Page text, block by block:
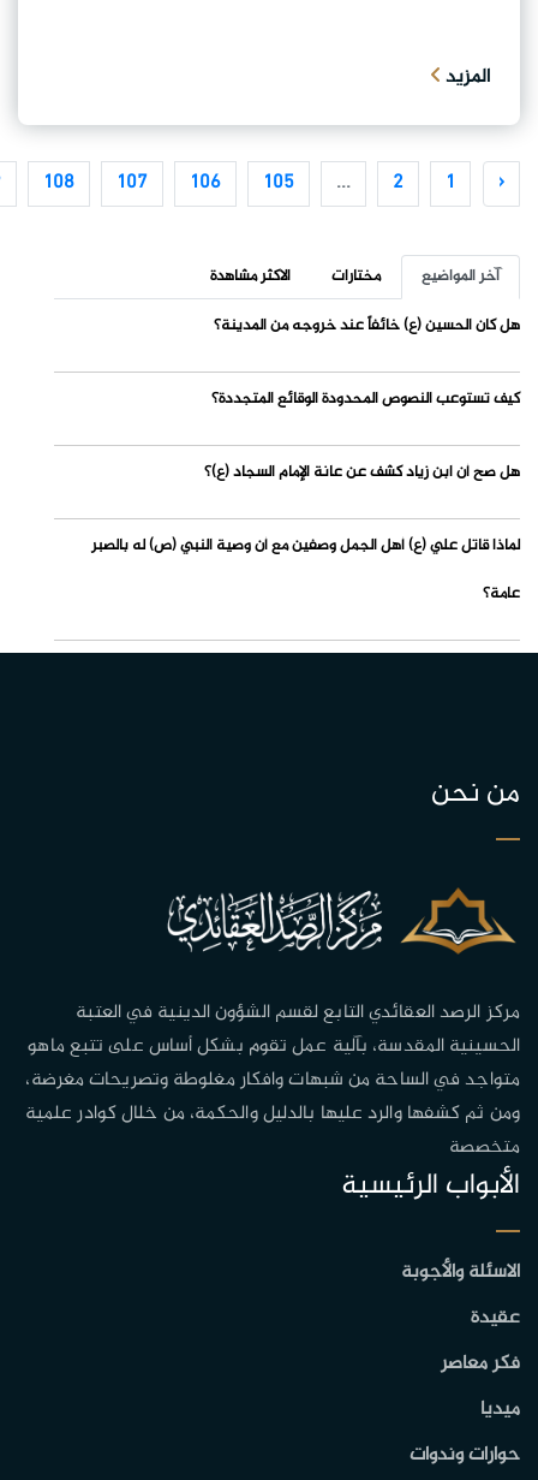
المزيد
‹
1
2
...
105
106
107
108
آخر المواضيع مختارات
الاكثر مشاهدة
هل كان الحسين (ع) خائفاً عند خروجه من المدينة؟
كيف تستوعب النصوص المحدودة الوقائع المتجددة؟
هل صح أن ابن زياد كشف عن عانة الإمام السجاد (ع)؟
لماذا قاتل علي (ع) أهل الجمل وصفين مع أن وصية النبي (ص) له بالصبر
عامة؟
من نحن
مركز الرصد العقائدي التابع لقسم الشؤون الدينية في العتبة
الحسينية المقدسة، بآلية عمل تقوم بشكل أساس على تتبع ماهو
متواجد في الساحة من شبهات وافكار مغلوطة وتصريحات مغرضة،
ومن ثم كشفها والرد عليها بالدليل والحكمة، من خلال كوادر علمية
متخصصة
الأبواب الرئيسية
الاسئلة والأجوبة
عقيدة
فكر معاصر
ميديا
حوارات وندوات